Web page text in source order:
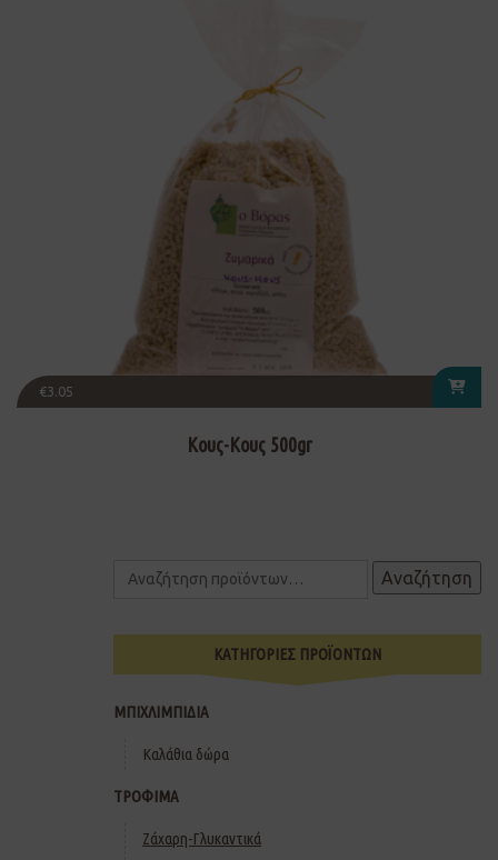
€3.05
Κους-Κους 500gr
Αναζήτηση
ΚΑΤΗΓΟΡΙΕΣ ΠΡΟΪΟΝΤΩΝ
ΜΠΙΧΛΙΜΠΙΔΙΑ
Καλάθια δώρα
ΤΡΟΦΙΜΑ
Ζάχαρη-Γλυκαντικά